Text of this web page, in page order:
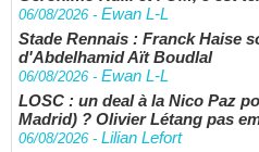
06/08/2026 - Ewan L-L
Stade Rennais : Franck Haise
d'Abdelhamid Aït Boudlal
06/08/2026 - Ewan L-L
LOSC : un deal à la Nico Paz
Madrid) ? Olivier Létang pas
06/08/2026 - Lilian Lefort